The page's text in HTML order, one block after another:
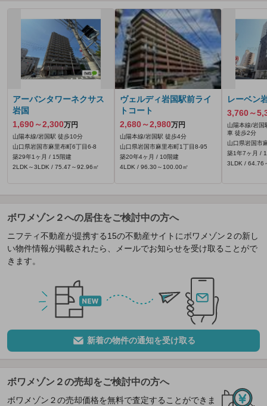
アーバンタワーネクサス
岩国
1,690～2,300万円
山陽本線/岩国駅 徒歩10分
山口県岩国市麻里布町6丁目6-8
築29年1ヶ月 / 15階建
2LDK～3LDK / 75.47～92.96㎡
ヴェルディ岩国駅前ライ
トコート
2,680～2,980万円
山陽本線/岩国駅 徒歩4分
山口県岩国市麻里布町1丁目8-95
築20年4ヶ月 / 10階建
4LDK / 96.30～100.00㎡
レーベン
3,760～
山陽本線/岩国
車 徒歩2分
山口県岩国市
築1年7ヶ月 /
3LDK / 64.76
ボワメゾン２への居住をご検討中の方へ
ニフティ不動産が提携する15の不動産サイトにボワメゾン２の新し
い物件情報が掲載されたら、メールでお知らせを受け取ることがで
きます。
新着の物件の通知を受け取る
ボワメゾン２の売却をご検討中の方へ
ボワメゾン２の売却価格を無料で査定することができま